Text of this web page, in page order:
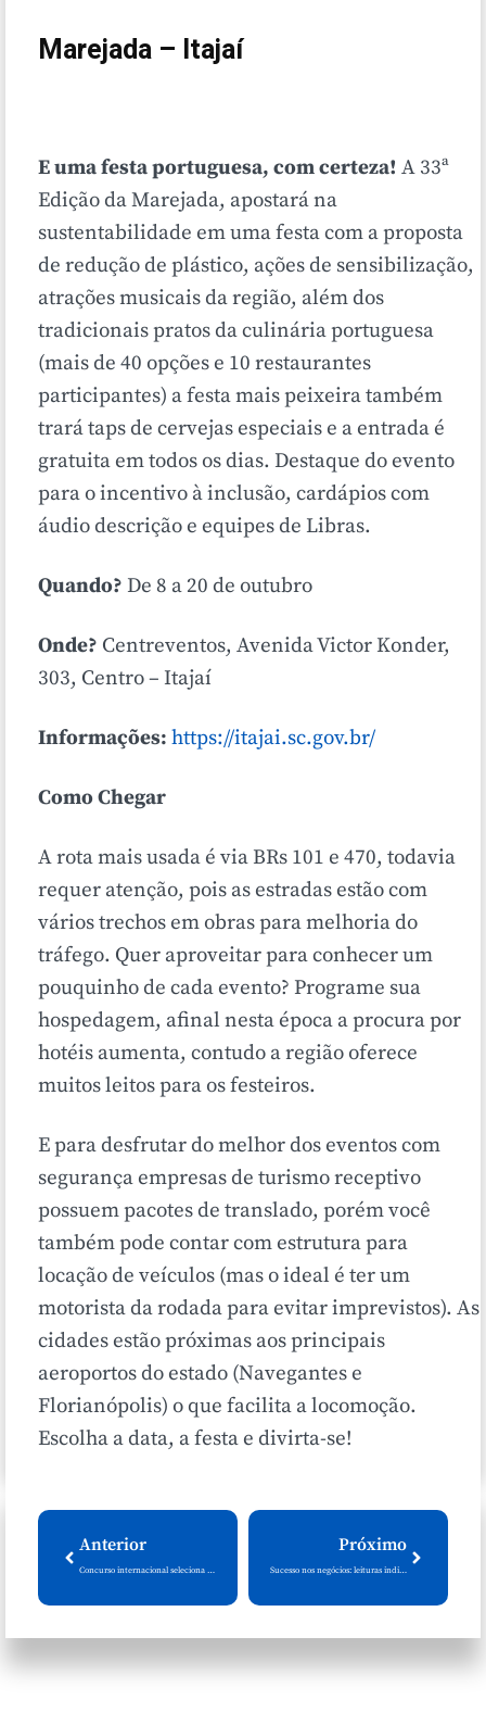
Marejada – Itajaí
E uma festa portuguesa, com certeza! A 33ª
Edição da Marejada, apostará na
sustentabilidade em uma festa com a proposta
de redução de plástico, ações de sensibilização,
atrações musicais da região, além dos
tradicionais pratos da culinária portuguesa
(mais de 40 opções e 10 restaurantes
participantes) a festa mais peixeira também
trará taps de cervejas especiais e a entrada é
gratuita em todos os dias. Destaque do evento
para o incentivo à inclusão, cardápios com
áudio descrição e equipes de Libras.
Quando? De 8 a 20 de outubro
Onde? Centreventos, Avenida Victor Konder,
303, Centro – Itajaí
Informações: https://itajai.sc.gov.br/
Como Chegar
A rota mais usada é via BRs 101 e 470, todavia
requer atenção, pois as estradas estão com
vários trechos em obras para melhoria do
tráfego. Quer aproveitar para conhecer um
pouquinho de cada evento? Programe sua
hospedagem, afinal nesta época a procura por
hotéis aumenta, contudo a região oferece
muitos leitos para os festeiros.
E para desfrutar do melhor dos eventos com
segurança empresas de turismo receptivo
possuem pacotes de translado, porém você
também pode contar com estrutura para
locação de veículos (mas o ideal é ter um
motorista da rodada para evitar imprevistos). As
cidades estão próximas aos principais
aeroportos do estado (Navegantes e
Florianópolis) o que facilita a locomoção.
Escolha a data, a festa e divirta-se!
Anterior
Concurso internacional seleciona as melhores cervejas de cada país e premia marcas catarinenses
Próximo
Sucesso nos negócios: leituras indispensáveis para todo empreendedor de alta performance